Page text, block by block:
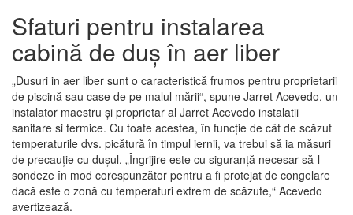
Sfaturi pentru instalarea
cabină de duș în aer liber
„Dusuri in aer liber sunt o caracteristică frumos pentru proprietarii
de piscină sau case de pe malul mării“, spune Jarret Acevedo, un
instalator maestru și proprietar al Jarret Acevedo instalatii
sanitare si termice. Cu toate acestea, în funcție de cât de scăzut
temperaturile dvs. picătură în timpul iernii, va trebui să ia măsuri
de precauție cu dușul. „Îngrijire este cu siguranță necesar să-l
sondeze în mod corespunzător pentru a fi protejat de congelare
dacă este o zonă cu temperaturi extrem de scăzute,“ Acevedo
avertizează.